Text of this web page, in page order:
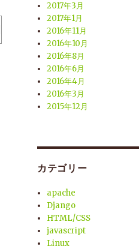
2017年3月
2017年1月
2016年11月
2016年10月
2016年8月
2016年6月
2016年4月
2016年3月
2015年12月
カテゴリー
apache
Django
HTML/CSS
javascript
Linux